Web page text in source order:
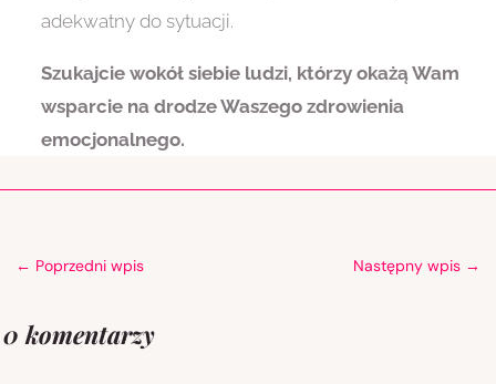
adekwatny do sytuacji.
Szukajcie wokół siebie ludzi, którzy okażą Wam
wsparcie na drodze Waszego zdrowienia
emocjonalnego.
← Poprzedni wpis Następny wpis→
0 komentarzy